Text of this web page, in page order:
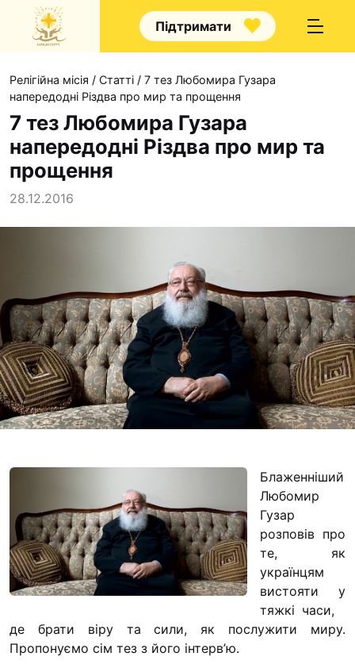
Підтримати
Про нас
Контакти
Проекти
Футбольна
Кулінарний гурток
Іконописна школа
Альтернатива
Одна церква –
одна родина
Чемпіонат з міні-
“КОПА”
Як допомогти
Ми помолимося
З рук в руки
Релігійна місія / Статті / 7 тез Любомира Гузара
напередодні Різдва про мир та прощення
7 тез Любомира Гузара
напередодні Різдва про мир та
прощення
28.12.2016
Блаженніший
Любомир
Гузар
розповів про
те, як
українцям
вистояти у
тяжкі часи,
де брати віру та сили, як послужити миру.
Пропонуємо сім тез з його інтерв’ю.